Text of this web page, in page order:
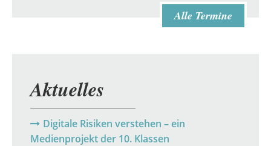
Alle Termine
Aktuelles
Digitale Risiken verstehen – ein
Medienprojekt der 10. Klassen